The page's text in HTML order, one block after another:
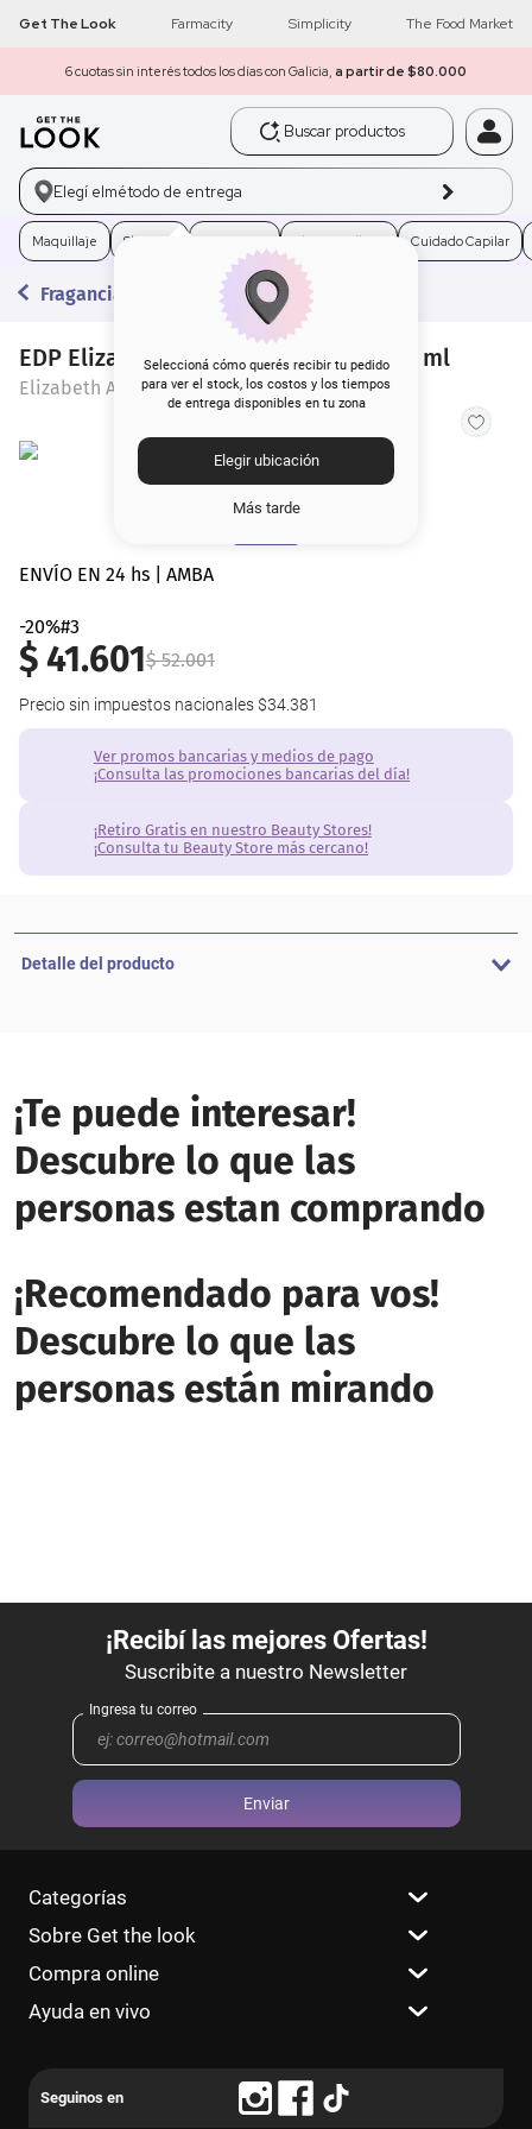
Get The Look Farmacity Simplicity The Food Market
6 cuotas sin interés todos los días con Galicia, a partir de $80.000
Buscar productos
Elegí elmétodo de entrega
Seleccioná cómo querés recibir tu pedido
para ver el stock, los costos y los tiempos
de entrega disponibles en tu zona
Elegir ubicación
Más tarde
Maquillaje Skincare Electro Belleza Cuidado Capilar
Fragancias
EDP Elizabeth Arden Sunflowers x 30 ml
Elizabeth Arden
ENVÍO EN 24 hs | AMBA
-20%#3
$41.601$ 52.001
Precio sin impuestos nacionales $34.381
Ver promos bancarias y medios de pago
¡Consulta las promociones bancarias del día!
¡Retiro Gratis en nuestro Beauty Stores!
¡Consulta tu Beauty Store más cercano!
Detalle del producto
¡Te puede interesar!
Descubre lo que las
personas estan comprando
¡Recomendado para vos!
Descubre lo que las
personas están mirando
Enviar
Categorías
Sobre Get the look
Compra online
Ayuda en vivo
get the look
máscara pestañas
3 loreal
brochas
5. corrector
10. cher